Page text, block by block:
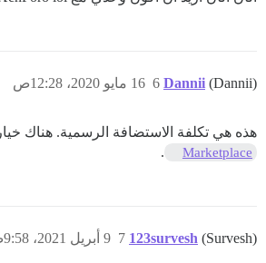
Dannii (Dannii) 16 مايو 2020، 12:28ص 6
هذه هي تكلفة الاستضافة الرسمية. هناك
Marketplace
.
123survesh (Survesh) 9 أبريل 2021، 9:58ص 7